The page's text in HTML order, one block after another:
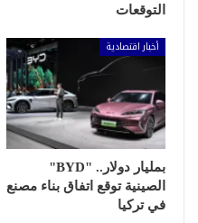
التوقعات
أخبار اقتصادية
بمليار دولار.. "BYD"
الصينية توقع اتفاق بناء مصنع
في تركيا